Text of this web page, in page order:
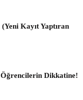
Kayıt Yaptıran
Dikkatine!